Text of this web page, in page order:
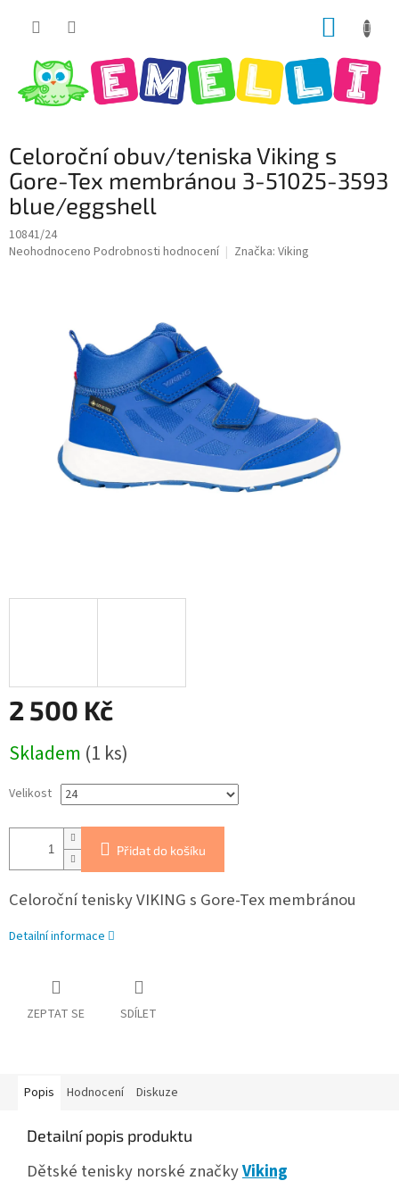
Celoroční obuv/teniska Viking s
Gore-Tex membránou 3-51025-3593
blue/eggshell
10841/24
Průměrné
Neohodnoceno Podrobnosti hodnocení Značka: Viking
2 500 Kč
cena:
Skladem (1 ks)
Velikost
Přidat do košíku
Celoroční tenisky VIKING s Gore-Tex membránou
Detailní informace
ZEPTAT SE SDÍLET
Popis Hodnocení Diskuze
Detailní popis produktu
Dětské tenisky norské značkyViking